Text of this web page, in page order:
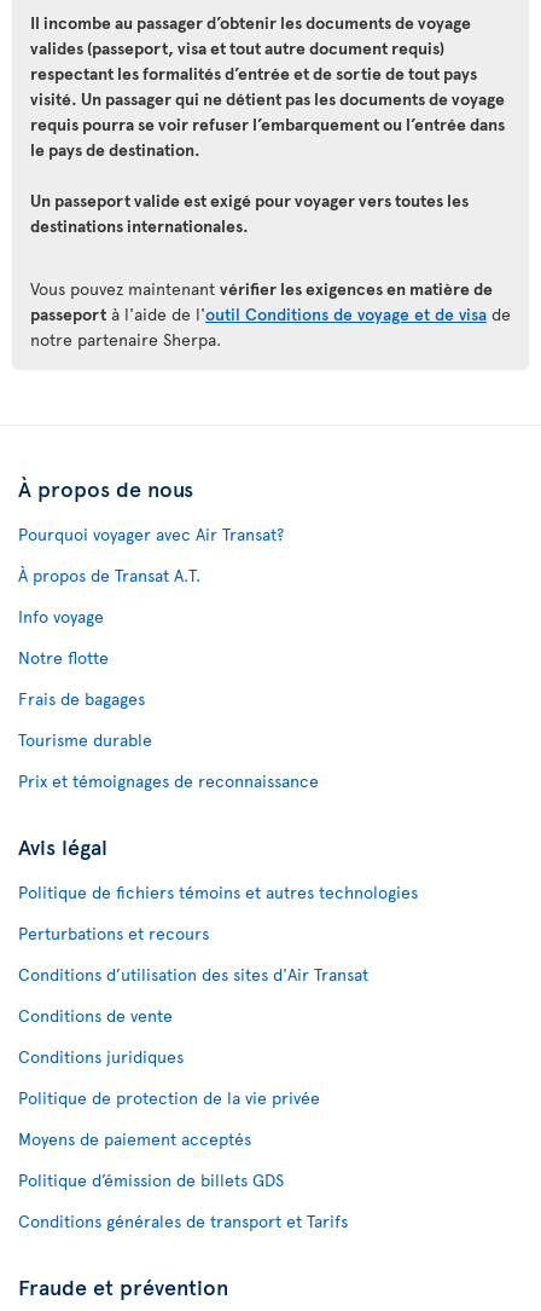
Il incombe au passager d’obtenir les documents de voyage
valides (passeport, visa et tout autre document requis)
respectant les formalités d’entrée et de sortie de tout pays
visité. Un passager qui ne détient pas les documents de voyage
requis pourra se voir refuser l’embarquement ou l’entrée dans
le pays de destination.
Un passeport valide est exigé pour voyager vers toutes les
destinations internationales.
Vous pouvez maintenant vérifier les exigences en matière de
passeport à l'aide de l'outil Conditions de voyage et de visa de
notre partenaire Sherpa.
À propos de nous
Pourquoi voyager avec Air Transat?
À propos de Transat A.T.
Info voyage
Notre flotte
Frais de bagages
Tourisme durable
Prix et témoignages de reconnaissance
Avis légal
Politique de fichiers témoins et autres technologies
Perturbations et recours
Conditions d’utilisation des sites d'Air Transat
Conditions de vente
Conditions juridiques
Politique de protection de la vie privée
Moyens de paiement acceptés
Politique d’émission de billets GDS
Conditions générales de transport et Tarifs
Fraude et prévention